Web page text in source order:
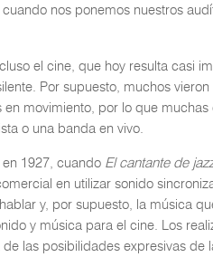
nos ponemos nuestros
el cine, que hoy resulta casi
Por supuesto, muchos
movimiento, por lo que
o una banda en vivo.
1927, cuando El cantante de
en utilizar sonido
y, por supuesto, la música
y música para el cine. Los
las posibilidades expresivas de